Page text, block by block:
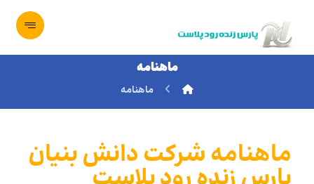
ماهنامه
ماهنامه
ماهنامه شرکت دانش بنیان